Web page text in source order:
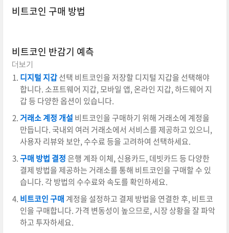
비트코인 구매 방법
비트코인 반감기 예측
더보기
디지털 지갑선택 비트코인을 저장할 디지털 지갑을 선택해야
합니다. 소프트웨어 지갑, 모바일 앱, 온라인 지갑, 하드웨어 지
갑 등 다양한 옵션이 있습니다.
거래소 계정 개설 비트코인을 구매하기 위해 거래소에 계정을
만듭니다. 국내외 여러 거래소에서 서비스를 제공하고 있으니,
사용자 리뷰와 보안, 수수료 등을 고려하여 선택하세요.
구매 방법 결정은행 계좌 이체, 신용카드, 데빗카드 등 다양한
결제 방법을 제공하는 거래소를 통해 비트코인을 구매할 수 있
습니다. 각 방법의 수수료와 속도를 확인하세요.
비트코인 구매 계정을 설정하고 결제 방법을 연결한 후, 비트코
인을 구매합니다. 가격 변동성이 높으므로, 시장 상황을 잘 파악
하고 투자하세요.